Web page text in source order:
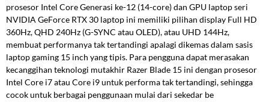
prosesor Intel Core Generasi ke-12 (14-core) dan GPU laptop seri
NVIDIA GeForce RTX 30 laptop ini memiliki pilihan display Full HD
360Hz, QHD 240Hz (G-SYNC atau OLED), atau UHD 144Hz,
membuat performanya tak tertandingi apalagi dikemas dalam sasis
laptop gaming 15 inch yang tipis. Para pengguna dapat merasakan
kecanggihan teknologi mutakhir Razer Blade 15 ini dengan prosesor
Intel Core i7 atau Core i9 untuk performa tak tertandingi, sehingga
cocok untuk berbagai penggunaan mulai dari sekedar be